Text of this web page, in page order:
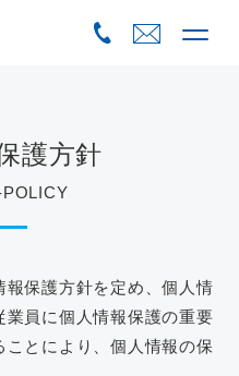
護方針
POLICY
保護方針を定め、個人情
員に個人情報保護の重要
とにより、個人情報の保